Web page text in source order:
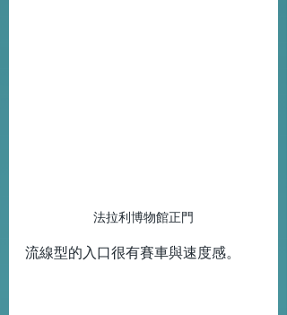
法拉利博物館正門
流線型的入口很有賽車與速度感。